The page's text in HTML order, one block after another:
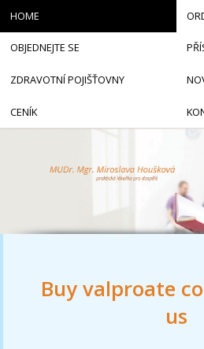
Buy valproate
us
HOME
OBJEDNEJTE SE
ZDRAVOTNÍ POJIŠŤOVNY
CENÍK